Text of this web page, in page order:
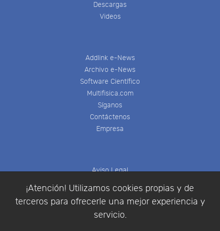
¡Atención! Utilizamos cookies propias y de
terceros para ofrecerle una mejor experiencia y
servicio.
Descargas
Videos
Addlink e-News
Archivo e-News
Software Científico
Multifisica.com
Síganos
Contáctenos
Empresa
Aviso Legal
Condiciones de compra
Identificarse